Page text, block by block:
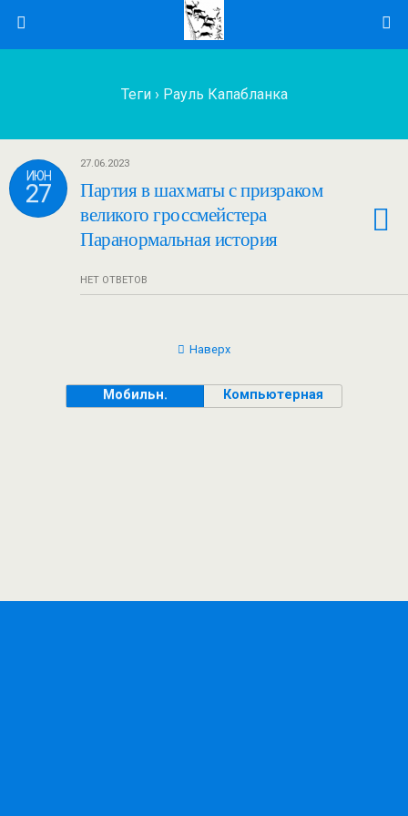
Теги › Рауль Капабланка
ИЮН
27
27.06.2023
Партия в шахматы с призраком
великого гроссмейстера
Паранормальная история
НЕТ ОТВЕТОВ
Наверх
Мобильн. Компьютерная